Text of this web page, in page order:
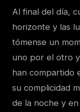
Al final del día,
horizonte y las
tómense un
uno por el otro
han compartido
su complicidad
de la noche y